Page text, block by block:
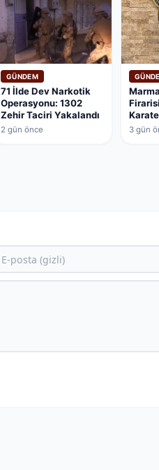
GÜNDEM
71 İlde Dev Narkotik
Operasyonu: 1302
Zehir Taciri Yakalandı
2 gün önce 3 gün